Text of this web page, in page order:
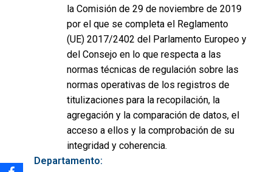
la Comisión de 29 de noviembre de 2019
por el que se completa el Reglamento
(UE) 2017/2402 del Parlamento Europeo y
del Consejo en lo que respecta a las
normas técnicas de regulación sobre las
normas operativas de los registros de
titulizaciones para la recopilación, la
agregación y la comparación de datos, el
acceso a ellos y la comprobación de su
integridad y coherencia.
Departamento: